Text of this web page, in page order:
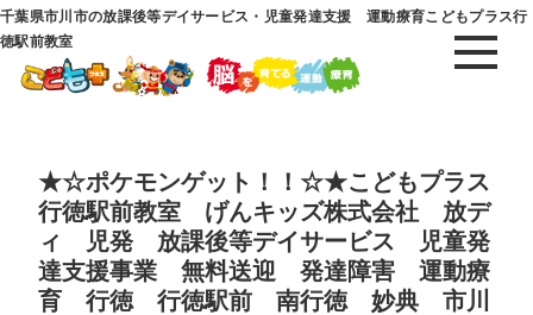
千葉県市川市の放課後等デイサービス・児童発達支援 運動療育こどもプラス行
徳駅前教室
★☆ポケモンゲット！！☆★こどもプラス
行徳駅前教室 げんキッズ株式会社 放デ
ィ 児発 放課後等デイサービス 児童発
達支援事業 無料送迎 発達障害 運動療
育 行徳 行徳駅前 南行徳 妙典 市川